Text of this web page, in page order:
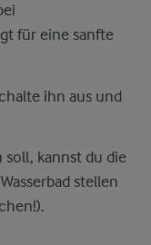
für eine sanfte
ihn aus und
soll, kannst du die
stellen